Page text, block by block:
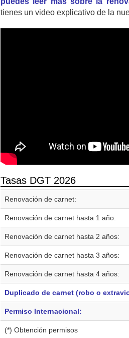
tienes un video explicativo de la
Tasas DGT 2026
Renovación de carnet:
Renovación de carnet hasta 1 año:
Renovación de carnet hasta 2 años:
Renovación de carnet hasta 3 años:
Renovación de carnet hasta 4 años:
Duplicado de carnet (robo o
Permiso Internacional:
(*) Obtención permisos